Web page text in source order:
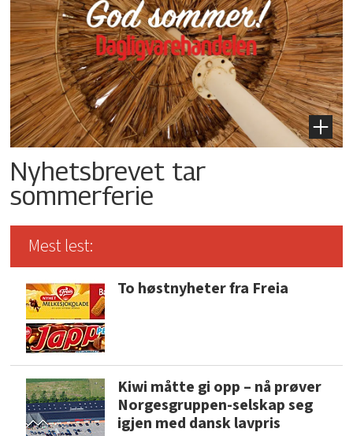
Nyhetsbrevet tar
sommerferie
Mest lest:
To høstnyheter fra Freia
Kiwi måtte gi opp – nå prøver
Norgesgruppen-selskap seg
igjen med dansk lavpris